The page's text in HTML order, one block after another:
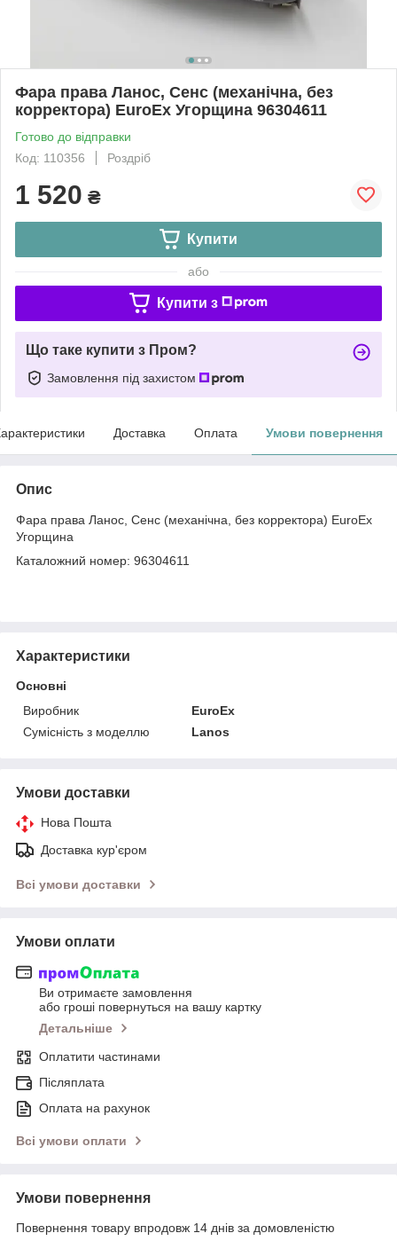
Фара права Ланос, Сенс (механічна, без
корректора) EuroEx Угорщина 96304611
Готово до відправки
Код: 110356
Роздріб
1 520 ₴
Купити
або
Купити з
Що таке купити з Пром?
Замовлення під захистом
Доставка Оплата Умови повернення
Опис
Фара права Ланос, Сенс (механічна, без корректора) EuroEx
Угорщина
Каталожний номер: 96304611
Характеристики
Основні
Виробник
EuroEx
Сумісність з моделлю
Lanos
Умови доставки
Нова Пошта
Доставка кур'єром
Всі умови доставки
Умови оплати
Ви отримаєте замовлення
або гроші повернуться на вашу картку
Детальніше
Оплатити частинами
Післяплата
Оплата на рахунок
Всі умови оплати
Умови повернення
Повернення товару впродовж 14 днів за домовленістю